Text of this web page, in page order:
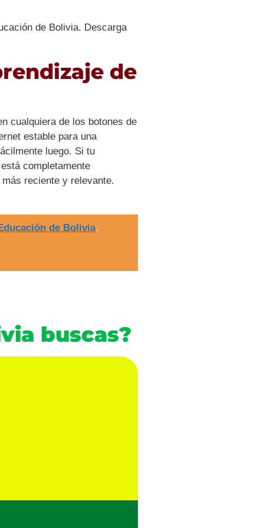
de Bolivia. Descarga
de
cualquiera de los botones de
estable para una
luego. Si tu
completamente
reciente y relevante.
de Bolivia.
buscas?